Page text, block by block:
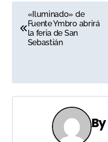
a
g
«Iluminado» de
Fuente Ymbro abrirá
la feria de San
Sebastián
By